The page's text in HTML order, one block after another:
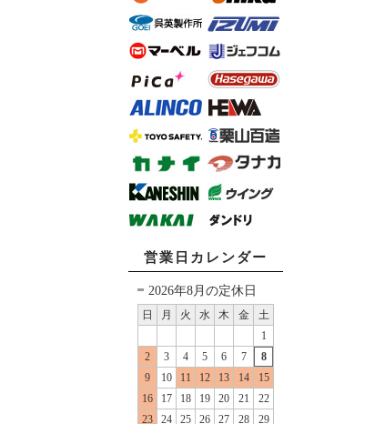
営業日カレンダー
2026年8月の定休日
日 月 火 水 木 金
土
1
2
3 4 5 6 7
8
9
10 11 12 13 14
15
16
17 18 19 20 21
22
23
24 25 26 27 28 29